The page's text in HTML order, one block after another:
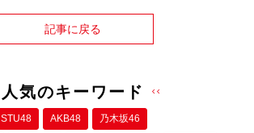
記事に戻る
人気のキーワード
STU48 AKB48 乃木坂46